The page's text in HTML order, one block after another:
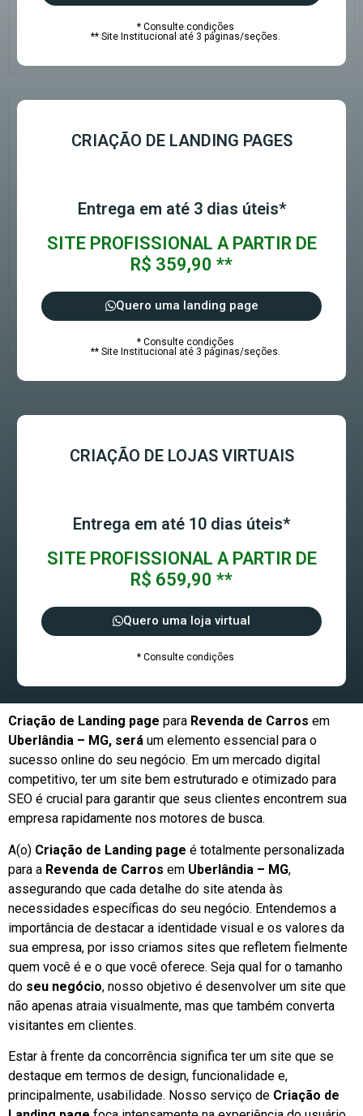
* Consulte condições
** Site Institucional até 3 páginas/seções.
CRIAÇÃO DE LANDING PAGES
Entrega em até 3 dias úteis*
SITE PROFISSIONAL A PARTIR DE
R$ 359,90 **
Quero uma landing page
* Consulte condições
** Site Institucional até 3 páginas/seções.
CRIAÇÃO DE LOJAS VIRTUAIS
Entrega em até 10 dias úteis*
SITE PROFISSIONAL A PARTIR DE
R$ 659,90 **
Quero uma loja virtual
* Consulte condições
Criação de Landing page para Revenda de Carros em
Uberlândia – MG, será um elemento essencial para o
sucesso online do seu negócio. Em um mercado digital
competitivo, ter um site bem estruturado e otimizado para
SEO é crucial para garantir que seus clientes encontrem sua
empresa rapidamente nos motores de busca.
A(o) Criação de Landing page é totalmente personalizada
para a Revenda de Carros em Uberlândia – MG,
assegurando que cada detalhe do site atenda às
necessidades específicas do seu negócio. Entendemos a
importância de destacar a identidade visual e os valores da
sua empresa, por isso criamos sites que refletem fielmente
quem você é e o que você oferece. Seja qual for o tamanho
do seu negócio, nosso objetivo é desenvolver um site que
não apenas atraia visualmente, mas que também converta
visitantes em clientes.
Estar à frente da concorrência significa ter um site que se
destaque em termos de design, funcionalidade e,
principalmente, usabilidade. Nosso serviço de Criação de